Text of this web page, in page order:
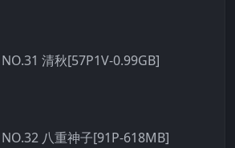
清秋[57P1V-0.99GB]
八重神子[91P-618MB]